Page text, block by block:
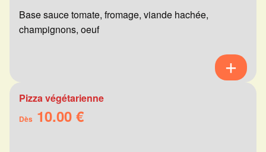
Base sauce tomate, fromage, viande hachée,
champignons, oeuf
Pizza végétarienne
Dès 10.00 €